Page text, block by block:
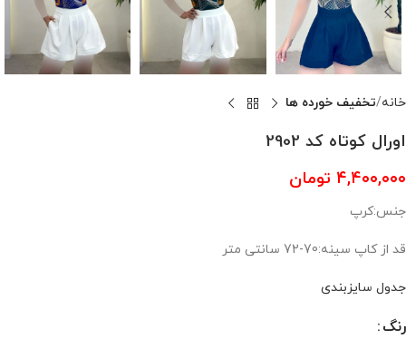
خانه تخفیف خورده ها
اورال کوتاه کد 2902
۴,۴۰۰,۰۰۰ تومان
جنس:کرپ
قد از کاپ سینه:70-72 سانتی متر
جدول سایزبندی
رنگ